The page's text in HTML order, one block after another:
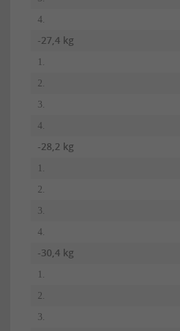
4.
-27,4 kg
1.
2.
3.
4.
-28,2 kg
2.
3.
4.
-30,4 kg
1.
2.
3.